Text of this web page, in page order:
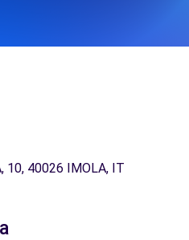
10, 40026 IMOLA, IT